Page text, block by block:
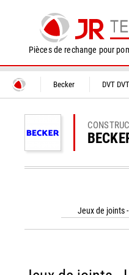
Pièces de rechange pour
Becker DVT
Jeux de joints